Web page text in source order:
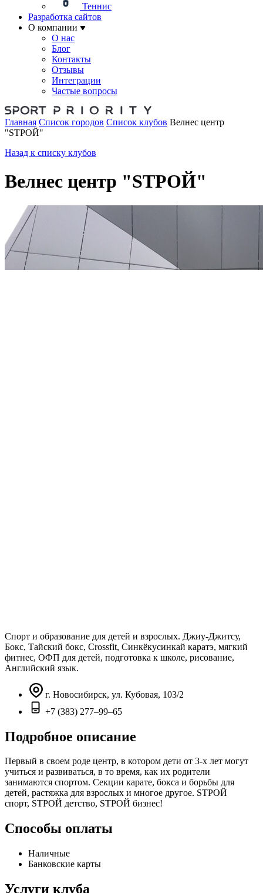
Теннис
Разработка сайтов
О компании
О нас
Блог
Контакты
Отзывы
Интеграции
Частые вопросы
Главная Список городов Список клубов Велнес центр
"STРОЙ"
Назад к списку клубов
Велнес центр "STРОЙ"
Спорт и образование для детей и взрослых. Джиу-Джитсу,
Бокс, Тайский бокс, Crossfit, Синкёкусинкай каратэ, мягкий
фитнес, ОФП для детей, подготовка к школе, рисование,
Английский язык.
г. Новосибирск, ул. Кубовая, 103/2
+7 (383) 277–99–65
Подробное описание
Первый в своем роде центр, в котором дети от 3-х лет могут
учиться и развиваться, в то время, как их родители
занимаются спортом. Секции карате, бокса и борьбы для
детей, растяжка для взрослых и многое другое. STРОЙ
спорт, STРОЙ детство, STРОЙ бизнес!
Способы оплаты
Наличные
Банковские карты
Услуги клуба